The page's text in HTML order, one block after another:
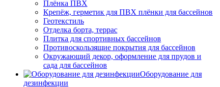
Плёнка ПВХ
Крепёж, герметик для ПВХ плёнки для бассейнов
Геотекстиль
Отделка борта, террас
Плитка для спортивных бассейнов
Противоскользящие покрытия для бассейнов
Окружающий декор, оформление для прудов и
сада для бассейнов
Оборудование для
дезинфекции